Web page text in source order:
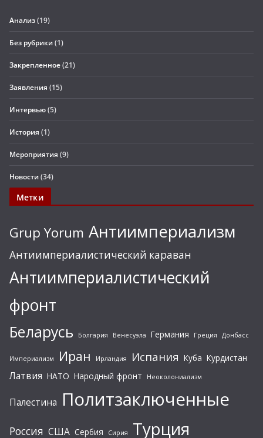
Анализ(19)
Без рубрики(1)
Закрепленное(21)
Заявления (15)
Интервью(5)
История (1)
Мероприятия (9)
Новости(34)
Метки
Grup Yorum Антиимпериализм
Антиимпериалистический караван
Антиимпериалистический
фронт
Беларусь Болгария Венесуэла Германия Греция Донбасс
Империализм Иран Ирландия Испания Куба Курдистан
Латвия НАТО Народный фронт Неоколониализм
Палестина Политзаключенные
Россия США Сербия Сирия Турция